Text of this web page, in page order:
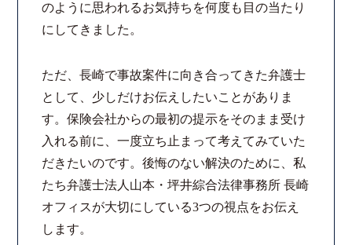
弁護士ブログ
法律相談コラム
サマークラーク・ウィンタークラーク募集
コロナと労働問題
のように思われるお気持ちを何度も目の当たり
にしてきました。
ただ、長崎で事故案件に向き合ってきた弁護士
として、少しだけお伝えしたいことがありま
す。保険会社からの最初の提示をそのまま受け
入れる前に、一度立ち止まって考えてみていた
だきたいのです。後悔のない解決のために、私
たち弁護士法人山本・坪井綜合法律事務所 長崎
オフィスが大切にしている3つの視点をお伝え
します。